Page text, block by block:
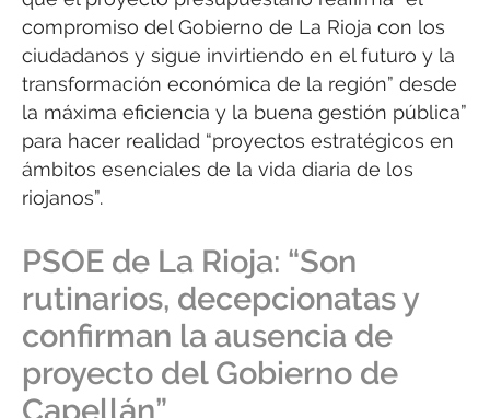
compromiso del Gobierno de La Rioja con los
ciudadanos y sigue invirtiendo en el futuro y la
transformación económica de la región” desde
la máxima eficiencia y la buena gestión pública”
para hacer realidad “proyectos estratégicos en
ámbitos esenciales de la vida diaria de los
riojanos”.
PSOE de La Rioja: “Son
rutinarios, decepcionatas y
confirman la ausencia de
proyecto del Gobierno de